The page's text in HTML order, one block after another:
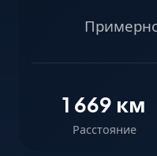
1 669 км
Расстояние